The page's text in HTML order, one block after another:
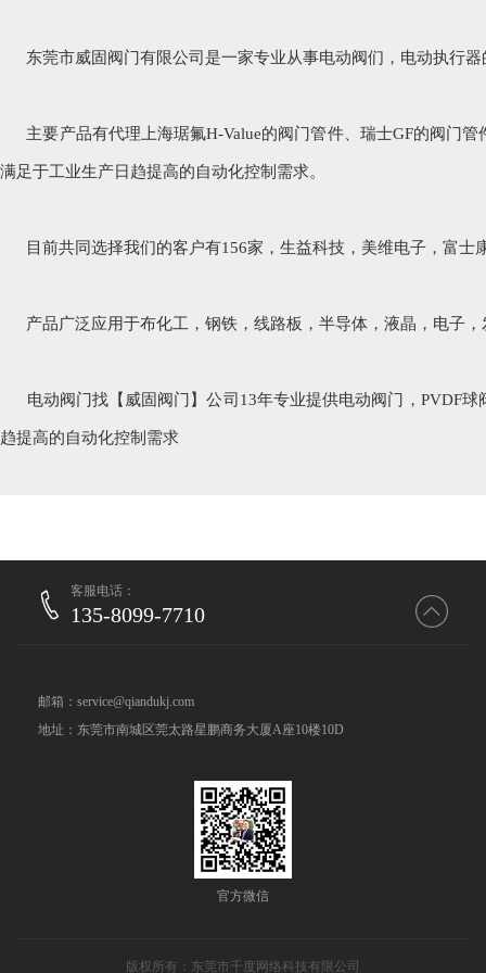
东莞市威固阀门有限公司是一家专业从事电动阀们，电动执行器
主要产品有代理上海琚氟H-Value的阀门管件、瑞士GF的阀门管
满足于工业生产日趋提高的自动化控制需求。
目前共同选择我们的客户有156家，生益科技，美维电子，富士
产品广泛应用于布化工，钢铁，线路板，半导体，液晶，电子，
电动阀门找【威固阀门】公司13年专业提供电动阀门，PVDF球
趋提高的自动化控制需求
客服电话：
135-8099-7710
邮箱：service@qiandukj.com
地址：东莞市南城区莞太路星鹏商务大厦A座10楼10D
官方微信
版权所有：东莞市千度网络科技有限公司